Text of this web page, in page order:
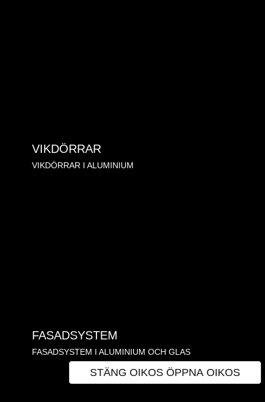
VIKDÖRRAR
VIKDÖRRAR I ALUMINIUM
FASADSYSTEM
FASADSYSTEM I ALUMINIUM OCH GLAS
STÄNG OIKOS ÖPPNA OIKOS